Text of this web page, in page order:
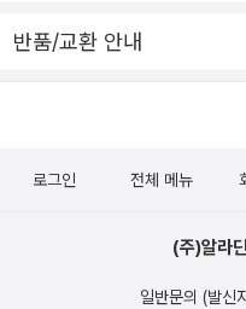
자. 그러고 나서 내 이야기를 들
에 책을 받아볼 수 있을 것이
사계절 뚜렷한 한국이라면
목련과 벚꽃, 개나리와 진달
가게되면 꼭 찾아가보련다.세
번에 나온 세상에서 가장 쉬운
반품/교환 안내
로그인 전체 메뉴
(주)알라
일반문의 (발신